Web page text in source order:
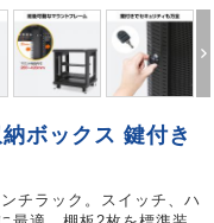
ボックス 鍵付き
チラック。スイッチ、ハ